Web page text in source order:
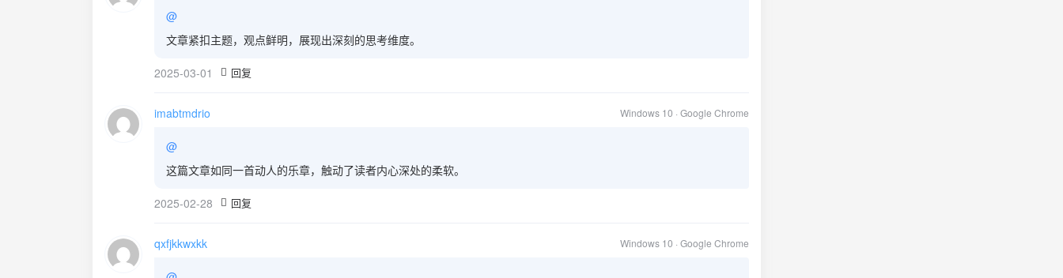
@
文章紧扣主题，观点鲜明，展现出深刻的思考维度。
2025-03-01 回复
imabtmdrio Windows 10 · Google Chrome
@
这篇文章如同一首动人的乐章，触动了读者内心深处的柔软。
2025-02-28 回复
qxfjkkwxkk Windows 10 · Google Chrome